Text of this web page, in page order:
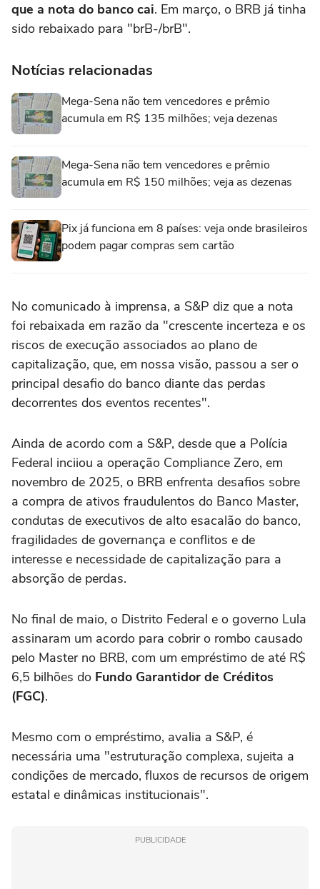
que a nota do banco cai. Em março, o BRB já tinha
sido rebaixado para "brB-/brB".
Notícias relacionadas
Mega-Sena não tem vencedores e prêmio
acumula em R$ 135 milhões; veja dezenas
Mega-Sena não tem vencedores e prêmio
acumula em R$ 150 milhões; veja as dezenas
Pix já funciona em 8 países: veja onde brasileiros
podem pagar compras sem cartão
No comunicado à imprensa, a S&P diz que a nota
foi rebaixada em razão da "crescente incerteza e os
riscos de execução associados ao plano de
capitalização, que, em nossa visão, passou a ser o
principal desafio do banco diante das perdas
decorrentes dos eventos recentes".
Ainda de acordo com a S&P, desde que a Polícia
Federal inciiou a operação Compliance Zero, em
novembro de 2025, o BRB enfrenta desafios sobre
a compra de ativos fraudulentos do Banco Master,
condutas de executivos de alto esacalão do banco,
fragilidades de governança e conflitos e de
interesse e necessidade de capitalização para a
absorção de perdas.
No final de maio, o Distrito Federal e o governo Lula
assinaram um acordo para cobrir o rombo causado
pelo Master no BRB, com um empréstimo de até R$
6,5 bilhões do Fundo Garantidor de Créditos
(FGC).
Mesmo com o empréstimo, avalia a S&P, é
necessária uma "estruturação complexa, sujeita a
condições de mercado, fluxos de recursos de origem
estatal e dinâmicas institucionais".
PUBLICIDADE